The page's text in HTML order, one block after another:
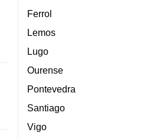
Ferrol
Lemos
Lugo
Ourense
Pontevedra
Santiago
Vigo